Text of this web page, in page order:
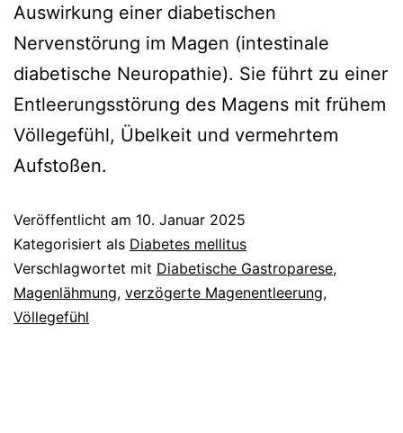
Auswirkung einer diabetischen
Nervenstörung im Magen (intestinale
diabetische Neuropathie). Sie führt zu einer
Entleerungsstörung des Magens mit frühem
Völlegefühl, Übelkeit und vermehrtem
Aufstoßen.
Veröffentlicht am 10. Januar 2025
Kategorisiert als Diabetes mellitus
Verschlagwortet mit Diabetische Gastroparese,
Magenlähmung, verzögerte Magenentleerung,
Völlegefühl